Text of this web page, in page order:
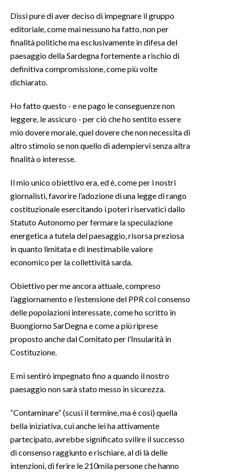
Dissi pure di aver deciso di impegnare il gruppo
editoriale, come mai nessuno ha fatto, non per
finalità politiche ma esclusivamente in difesa del
paesaggio della Sardegna fortemente a rischio di
definitiva compromissione, come più volte
dichiarato.
Ho fatto questo - e ne pago le conseguenze non
leggere, le assicuro - per ciò che ho sentito essere
mio dovere morale, quel dovere che non necessita di
altro stimolo se non quello di adempiervi senza altra
finalità o interesse.
Il mio unico obiettivo era, ed è, come per i nostri
giornalisti, favorire l’adozione di una legge di rango
costituzionale esercitando i poteri riservatici dallo
Statuto Autonomo per fermare la speculazione
energetica a tutela del paesaggio, risorsa preziosa
in quanto limitata e di inestimabile valore
economico per la collettività sarda.
Obiettivo per me ancora attuale, compreso
l’aggiornamento e l’estensione del PPR col consenso
delle popolazioni interessate, come ho scritto in
Buongiorno SarDegna e come a più riprese
proposto anche dal Comitato per l’Insularità in
Costituzione.
E mi sentirò impegnato fino a quando il nostro
paesaggio non sarà stato messo in sicurezza.
“Contaminare” (scusi il termine, ma è così) quella
bella iniziativa, cui anche lei ha attivamente
partecipato, avrebbe significato svilire il successo
di consenso raggiunto e rischiare, al di là delle
intenzioni, di ferire le 210mila persone che hanno